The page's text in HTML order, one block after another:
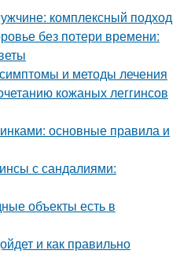
комплексный подход
без потери времени:
и методы лечения
кожаных леггинсов
основные правила и
с сандалиями:
объекты есть в
и как правильно